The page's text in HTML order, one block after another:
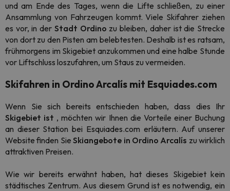
und am Ende des Tages, wenn die Lifte schließen, zu einer
Ansammlung von Fahrzeugen kommt. Viele Skifahrer ziehen
es vor, in der Stadt Ordino zu bleiben, daher ist die Strecke
von dort zu den Pisten am belebtesten. Deshalb ist es ratsam,
frühmorgens im Skigebiet anzukommen und eine halbe Stunde
vor Liftschluss loszufahren, um Staus zu vermeiden.
Skifahren in Ordino Arcalís mit Esquiades.com
Wenn Sie sich bereits entschieden haben, dass dies Ihr
Skigebiet ist , möchten wir Ihnen die Vorteile einer Buchung
an dieser Station bei Esquiades.com erläutern. Auf unserer
Website finden SieSkiangebote in Ordino Arcalís zu wirklich
attraktiven Preisen.
Wie wir bereits erwähnt haben, hat dieses Skigebiet kein
städtisches Zentrum. Aus diesem Grund ist es notwendig, ein